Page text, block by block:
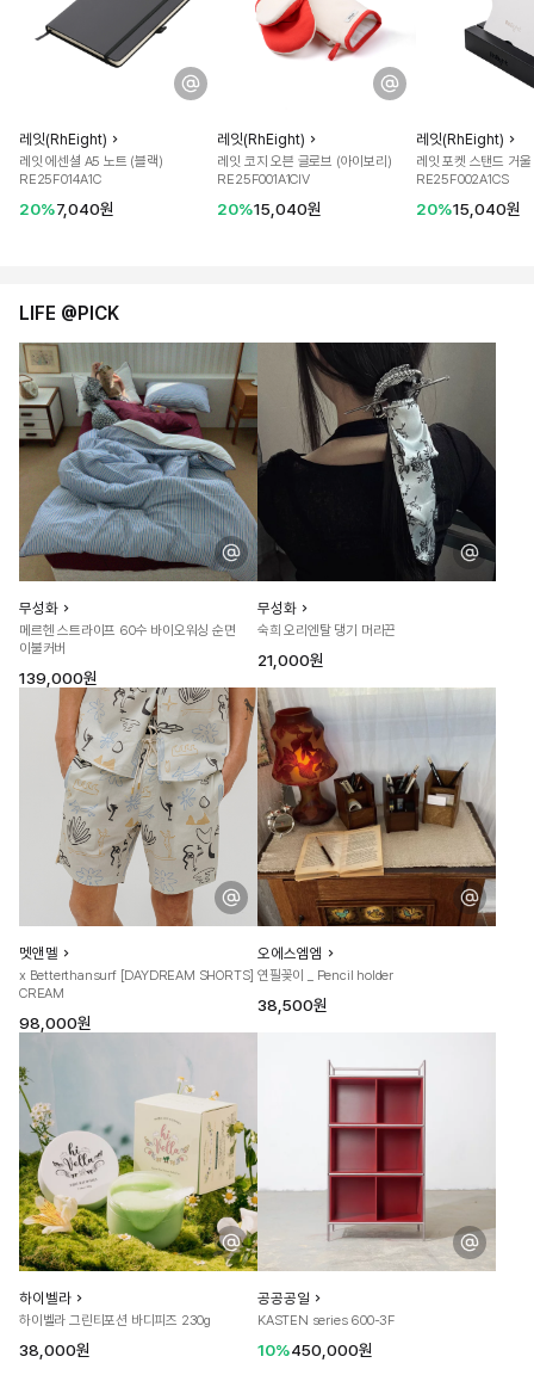
레잇(RhEight)
레잇 에센셜 A5 노트 (블랙)
RE25F014A1C
20%7,040원
레잇(RhEight)
레잇 코지 오븐 글로브 (아이보리)
RE25F001A1CIV
20%15,040원
레잇(RhEight)
레잇 포켓 스탠드 거
RE25F002A1CS
20%15,040원
LIFE @PICK
무성화
메르헨 스트라이프 60수 바이오워싱 순면
이불커버
139,000원
무성화
숙희 오리엔탈 댕기 머리끈
21,000원
멧앤멜
x Betterthansurf [DAYDREAM SHORTS]
CREAM
98,000원
오에스엠엠
연필꽂이 _ Pencil holder
38,500원
하이벨라
하이벨라 그린티포션 바디피즈 230g
38,000원
공공공일
KASTEN series 600-3F
10%450,000원